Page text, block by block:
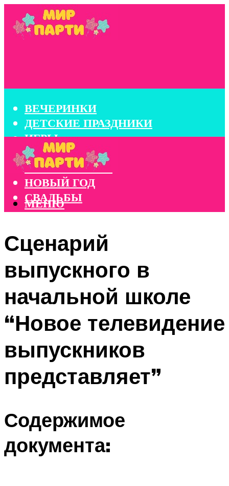
ВЕЧЕРИНКИ
ДЕТСКИЕ ПРАЗДНИКИ
ИГРЫ
КОНКУРСЫ
КОРПОРАТИВЫ
НОВЫЙ ГОД
СВАДЬБЫ
МЕНЮ
Сценарий
выпускного в
начальной школе
“Новое телевидение
выпускников
представляет”
Содержимое
документа: